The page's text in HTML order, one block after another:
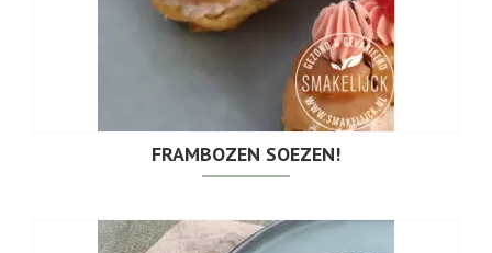
FRAMBOZEN SOEZEN!